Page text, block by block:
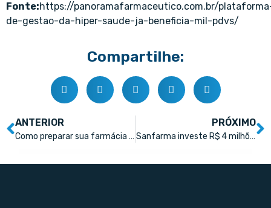
Fonte:https://panoramafarmaceutico.com.br/
de-gestao-da-hiper-saude-ja-beneficia-mil-pdvs/
Compartilhe:
ANTERIOR
Como preparar sua farmácia para a venda online de medicamentos
PRÓXIMO
Sanfarma investe R$ 4 milhões em nova fábrica